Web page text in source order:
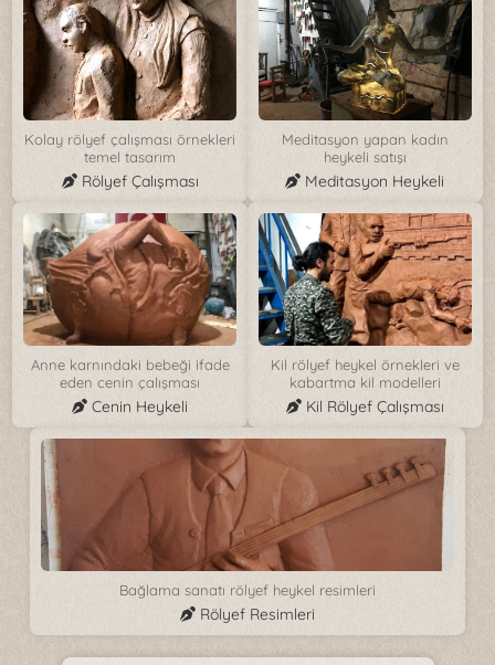
Kolay rölyef çalışması örnekleri
temel tasarım
Rölyef Çalışması
Meditasyon yapan kadın
heykeli satışı
Meditasyon Heykeli
Anne karnındaki bebeği ifade
eden cenin çalışması
Cenin Heykeli
Kil rölyef heykel örnekleri ve
kabartma kil modelleri
Kil Rölyef Çalışması
Bağlama sanatı rölyef heykel resimleri
Rölyef Resimleri